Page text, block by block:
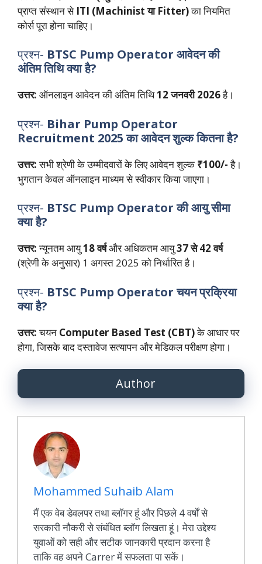
प्राप्त संस्थान से ITI (Machinist या Fitter)का नियमित
कोर्स पूरा होना चाहिए।
प्रश्न- BTSC Pump Operator आवेदन की
अंतिम तिथि क्या है?
उत्तर: ऑनलाइन आवेदन की अंतिम तिथि12 जनवरी 2026है।
प्रश्न- Bihar Pump Operator
Recruitment 2025का आवेदन शुल्क कितना है?
उत्तर:सभी श्रेणी के उम्मीदवारों के लिए आवेदन शुल्क ₹100/-है।
भुगतान केवल ऑनलाइन माध्यम से स्वीकार किया जाएगा।
प्रश्न- BTSC Pump Operator की आयु सीमा
क्या है?
उत्तर:न्यूनतम आयु18 वर्षऔर अधिकतम आयु37 से 42 वर्ष
(श्रेणी के अनुसार) 1 अगस्त 2025 को निर्धारित है।
प्रश्न- BTSC Pump Operator चयन प्रक्रिया
क्या है?
उत्तर:चयन Computer Based Test (CBT)के आधार पर
होगा, जिसके बाद दस्तावेज सत्यापन और मेडिकल परीक्षण होगा।
Author
Mohammed Suhaib Alam
मैं एक वेब डेवलपर तथा ब्लॉगर हूं और पिछले 4 वर्षों से
सरकारी नौकरी से संबंधित ब्लॉग लिखता हूं। मेरा उद्देश्य
युवाओं को सही और सटीक जानकारी प्रदान करना है
ताकि वह अपने Carrer में सफलता पा सकें।